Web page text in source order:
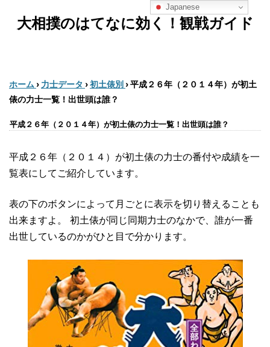
大相撲のはてなに効く！観戦ガイド
ホーム › 力士データ ›初土俵別 ›平成２６年（２０１４年）が初土
俵の力士一覧！出世頭は誰？
平成２６年（２０１４年）が初土俵の力士一覧！出世頭は誰？
平成２６年（２０１４）が初土俵の力士の番付や成績を一
覧表にしてご紹介しています。
表の下のボタンによって月ごとに表示を切り替えることも
出来ますよ。 初土俵が同じ同期力士のなかで、誰が一番
出世しているのかがひと目で分かります。
Japanese